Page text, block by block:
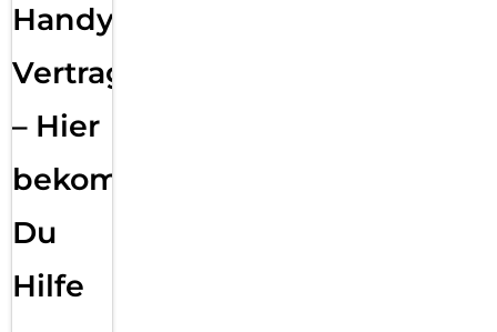
Handy
Vertragsabwicklung
– Hier
bekommst
Du
Hilfe